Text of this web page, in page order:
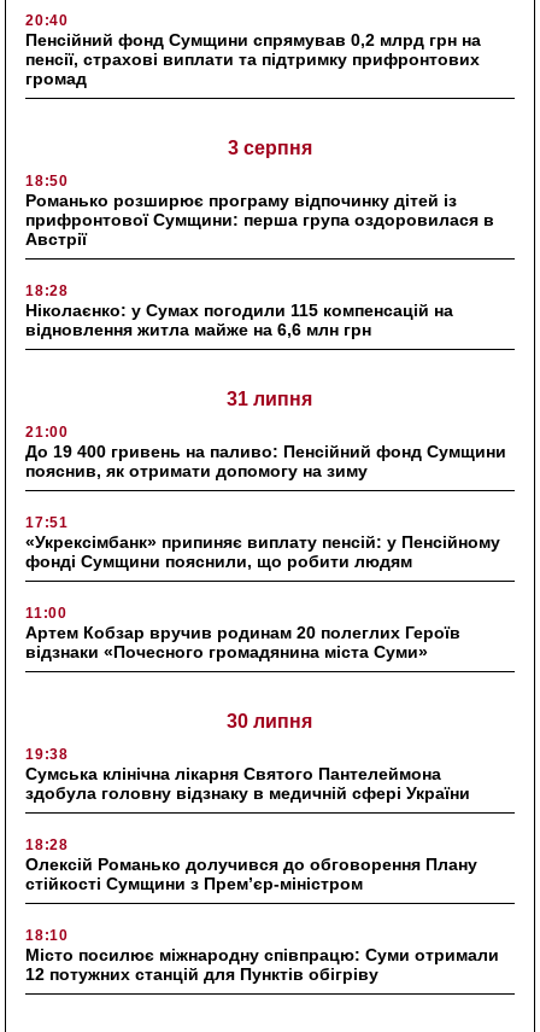
20:40
Пенсійний фонд Сумщини спрямував 0,2 млрд грн на
пенсії, страхові виплати та підтримку прифронтових
громад
3 серпня
18:50
Романько розширює програму відпочинку дітей із
прифронтової Сумщини: перша група оздоровилася в
Австрії
18:28
Ніколаєнко: у Сумах погодили 115 компенсацій на
відновлення житла майже на 6,6 млн грн
31 липня
21:00
До 19 400 гривень на паливо: Пенсійний фонд Сумщини
пояснив, як отримати допомогу на зиму
17:51
«Укрексімбанк» припиняє виплату пенсій: у Пенсійному
фонді Сумщини пояснили, що робити людям
11:00
Артем Кобзар вручив родинам 20 полеглих Героїв
відзнаки «Почесного громадянина міста Суми»
30 липня
19:38
Сумська клінічна лікарня Святого Пантелеймона
здобула головну відзнаку в медичній сфері України
18:28
Олексій Романько долучився до обговорення Плану
стійкості Сумщини з Прем’єр-міністром
18:10
Місто посилює міжнародну співпрацю: Суми отримали
12 потужних станцій для Пунктів обігріву